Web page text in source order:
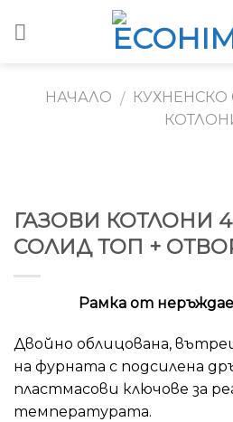
НАЧАЛО /
ГАЗОВИ КОТЛОНИ
СОЛИД ТОП +
Рамка от
Двойно облицована,
на фурната с подсилена
пластмасови ключове за
температурата.